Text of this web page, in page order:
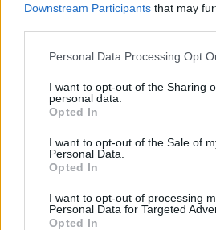
Downstream Participants that may
Personal Data Processing Opt
I want to opt-out of the Sharing
personal data.
Opted In
I want to opt-out of the Sale of
Personal Data.
Opted In
I want to opt-out of processing
Personal Data for Targeted
Opted In
Mammucari «clona» idea
Celentano
29/01/2004
Moratti: Inter, non cambio
20/01/2004